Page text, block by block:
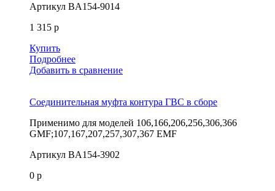
Артикул BA154-9014
1 315 р
Купить
Подробнее
Добавить в сравнение
Соединительная муфта контура ГВС в сборе
Применимо для моделей 106,166,206,256,306,366
GMF;107,167,207,257,307,367 EMF
Артикул BA154-3902
0 р